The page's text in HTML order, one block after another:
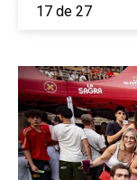
17 de 27